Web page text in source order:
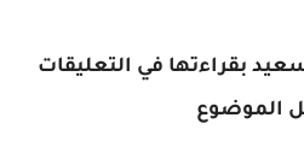
سعيد بقراءتها في التعليقات
الموضوع